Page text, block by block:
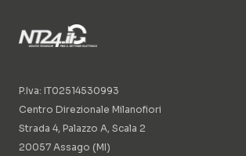
P.Iva: IT02514530993
Centro Direzionale Milanofiori
Strada 4, Palazzo A, Scala 2
20057 Assago (MI)